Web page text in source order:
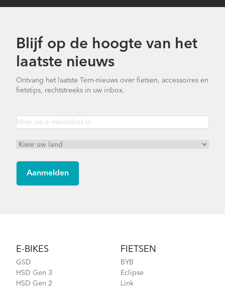
Blijf op de hoogte van het
laatste nieuws
Ontvang het laatste Tern-nieuws over fietsen, accessoires en
fietstips, rechtstreeks in uw inbox.
E-BIKES
GSD
HSD Gen 3
HSD Gen 2
FIETSEN
BYB
Eclipse
Link